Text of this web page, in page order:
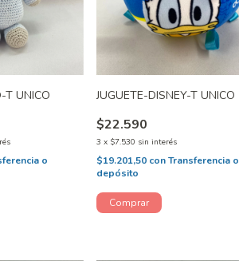
T UNICO
o
JUGUETE-DISNEY-T UNICO
$22.590
3 x $7.530 sin interés
$19.201,50 con Transferencia o
depósito